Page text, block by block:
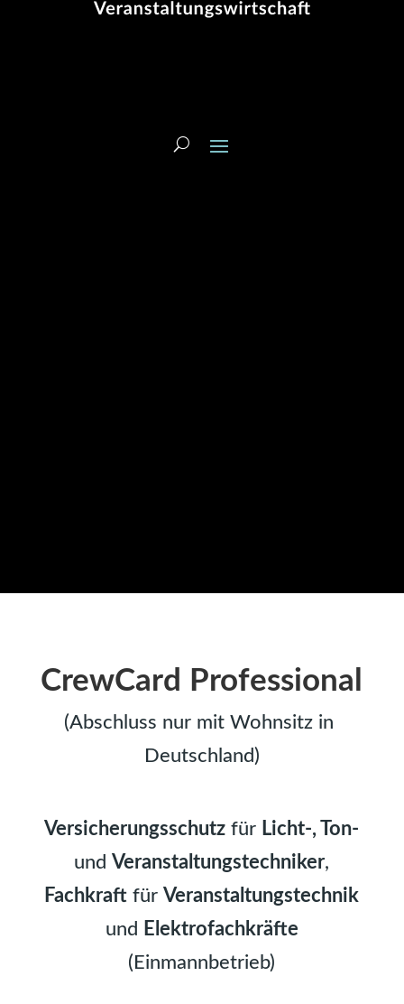
CrewCard Professional
(Abschluss nur mit Wohnsitz in
Deutschland)
Versicherungsschutz für Licht-, Ton-
undVeranstaltungstechniker,
Fachkraft fürVeranstaltungstechnik
und Elektrofachkräfte
(Einmannbetrieb)